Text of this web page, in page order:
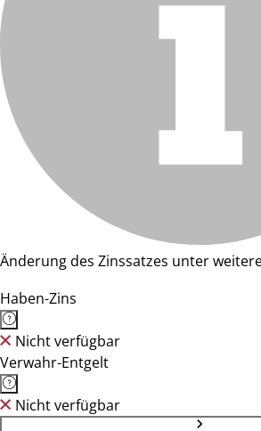
Änderung des Zinssatzes unter
Haben-Zins
Nicht verfügbar
Verwahr-Entgelt
Nicht verfügbar